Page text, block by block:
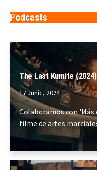
Podcasts
The Last Kumite (2024)
17 Junio, 2024
Colaboramos con 'Más
filme de artes